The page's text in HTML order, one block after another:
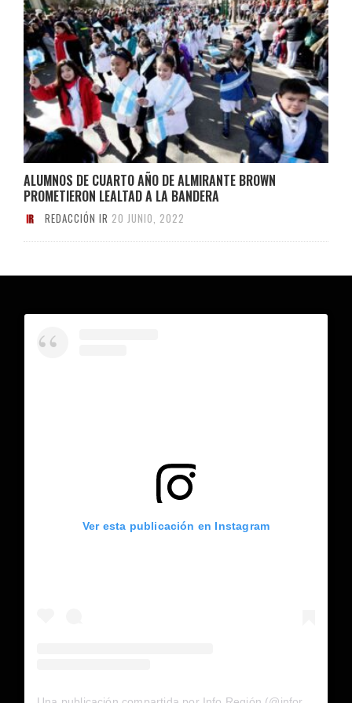
ALUMNOS DE CUARTO AÑO DE ALMIRANTE BROWN
PROMETIERON LEALTAD A LA BANDERA
REDACCIÓN IR 20 JUNIO, 2022
Ver esta publicación en Instagram